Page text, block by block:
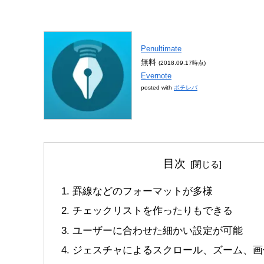
Penultimate
無料 (2018.09.17時点)
Evernote
posted with ポチレバ
目次
罫線などのフォーマットが多様
チェックリストを作ったりもできる
ユーザーに合わせた細かい設定が可能
ジェスチャによるスクロール、ズーム、